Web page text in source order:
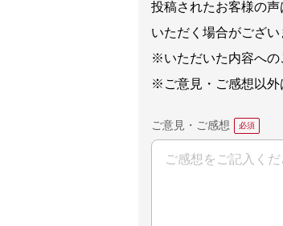
投稿されたお客様の
いただく場合がござい
※いただいた内容への
※ご意見・ご感想以外
ご意見・ご感想